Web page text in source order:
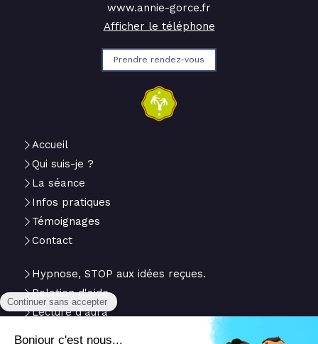
www.annie-gorce.fr
Afficher le téléphone
Prendre rendez-vous
Accueil
Qui suis-je ?
La séance
Infos pratiques
Témoignages
Contact
Hypnose, STOP aux idées reçues.
Relation d'aide
Lecture d'aura